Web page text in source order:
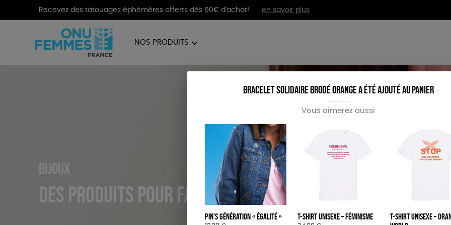
Recevez des tatouages éphémères offerts dès 60€ d'achat! en savoir plus
NOS PRODUITS
VÊTEMENTS BIEN-ÊTRE
Bijoux
Des produits pour faire étinceler le monde
Bracelet solidaire brodé orange a été ajouté au panier
Vous aimerez aussi
Pin’s Génération « Égalité » T-shirt unisexe – Féminisme
T-shirt unisexe –